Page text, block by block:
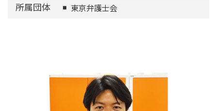
所属団体 東京弁護士会